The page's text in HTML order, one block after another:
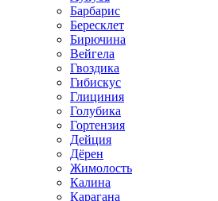
Барбарис
Бересклет
Бирючина
Вейгела
Гвоздика
Гибискус
Глициния
Голубика
Гортензия
Дейция
Дёрен
Жимолость
Калина
Карагана